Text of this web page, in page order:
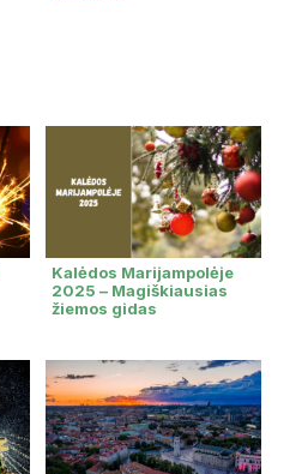
Kalėdos Marijampolėje
2025 – Magiškiausias
žiemos gidas